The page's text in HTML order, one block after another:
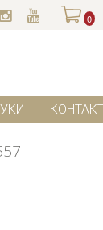
0